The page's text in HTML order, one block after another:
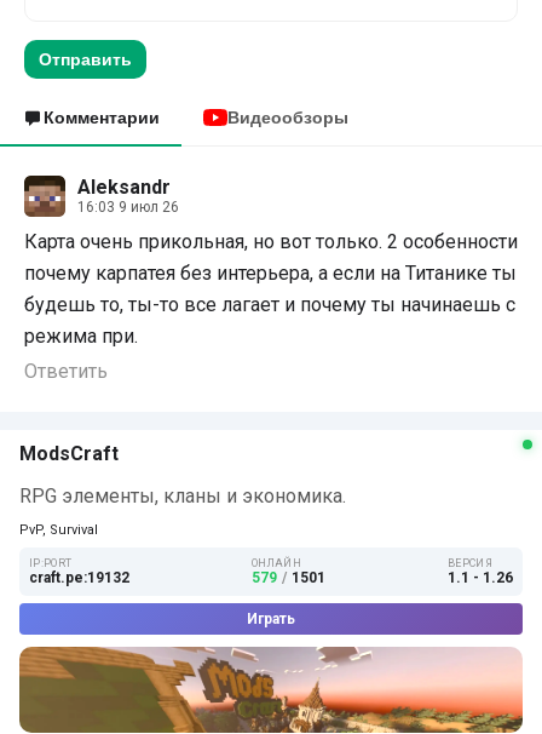
Отправить
Комментарии Видеообзоры
Aleksandr
16:03 9 июл 26
Карта очень прикольная, но вот только. 2 особенности
почему карпатея без интерьера, а если на Титанике ты
будешь то, ты-то все лагает и почему ты начинаешь с
режима при.
Ответить
ModsCraft
RPG элементы, кланы и экономика.
PvP, Survival
IP:PORT
craft.pe:19132
ОНЛАЙН
579 / 1501
ВЕРСИЯ
1.1 - 1.26
Играть